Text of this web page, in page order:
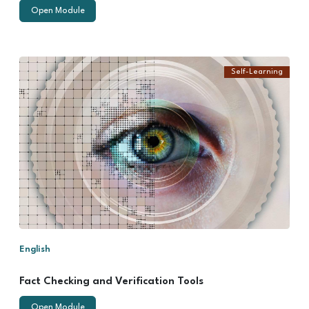
Open Module
English
Self-Learning
Fact Checking and Verification Tools
Open Module
In this module, you
will learn:
Misinformation
and
disinformation
Primary and
secondary
sources
Verification
tools, Artificial
Intelligence
(AI), and tips to